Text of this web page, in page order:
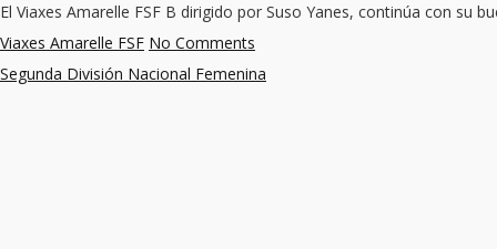
El Viaxes Amarelle FSF B dirigido por Suso Yanes, continúa con su
Viaxes Amarelle FSF No Comments
Segunda División Nacional Femenina